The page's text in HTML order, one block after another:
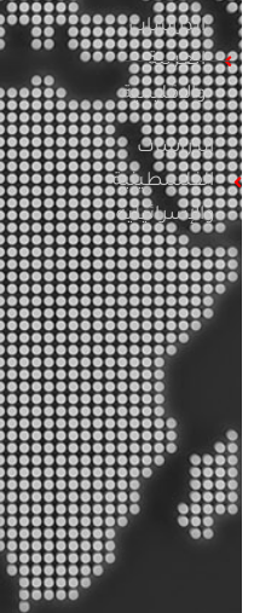
الدراسات
العربية
والإقليمية
الدراسات
الفلسطينية
والإسرائيلية